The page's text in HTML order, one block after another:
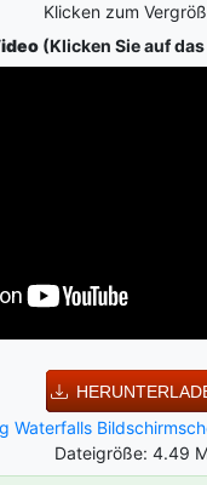
Klicken zum
(Klicken Sie auf
Waterfalls
Dateigröße: 4.49